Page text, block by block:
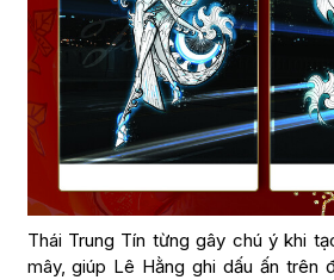
Thái Trung Tín từng gây chú ý khi
mây, giúp Lê Hằng ghi dấu ấn trên